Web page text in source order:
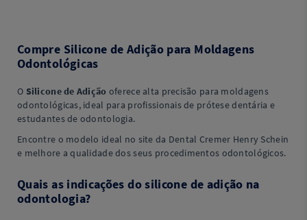
Compre Silicone de Adição para Moldagens
Odontológicas
O Silicone de Adição oferece alta precisão para moldagens
odontológicas, ideal para profissionais de prótese dentária e
estudantes de odontologia.
Encontre o modelo ideal no site da Dental Cremer Henry Schein
e melhore a qualidade dos seus procedimentos odontológicos.
Quais as indicações do silicone de adição na
odontologia?